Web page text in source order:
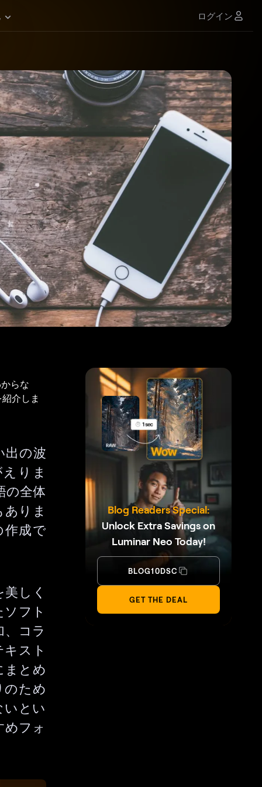
ログイン
らな
介しま
出の波
りま
の全体
りま
成で
しく
フト
コラ
スト
まとめ
のため
いとい
フォ
Blog Readers Special:
Unlock Extra Savings on
Luminar Neo Today!
BLOG10DSC
GET THE DEAL